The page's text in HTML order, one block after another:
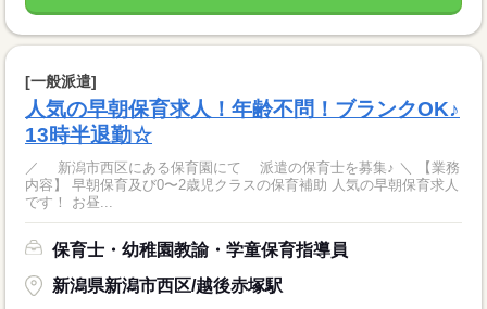
[一般派遣]
人気の早朝保育求人！年齢不問！ブランクOK♪
13時半退勤☆
／ 新潟市西区にある保育園にて 派遣の保育士を募集♪ ＼ 【業務
内容】 早朝保育及び0〜2歳児クラスの保育補助 人気の早朝保育求人
です！ お昼...
保育士・幼稚園教諭・学童保育指導員
新潟県新潟市西区/越後赤塚駅